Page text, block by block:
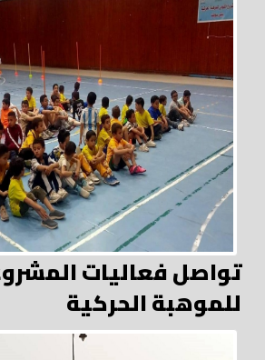
تواصل فعاليات
للموهبة الحركية